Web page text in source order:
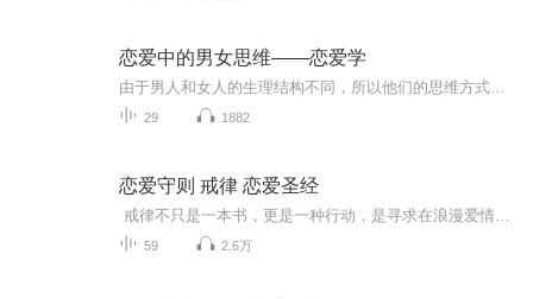
恋爱中的男女思维——恋爱学
29 1882
恋爱守则 戒律 恋爱圣经
59 2.6万